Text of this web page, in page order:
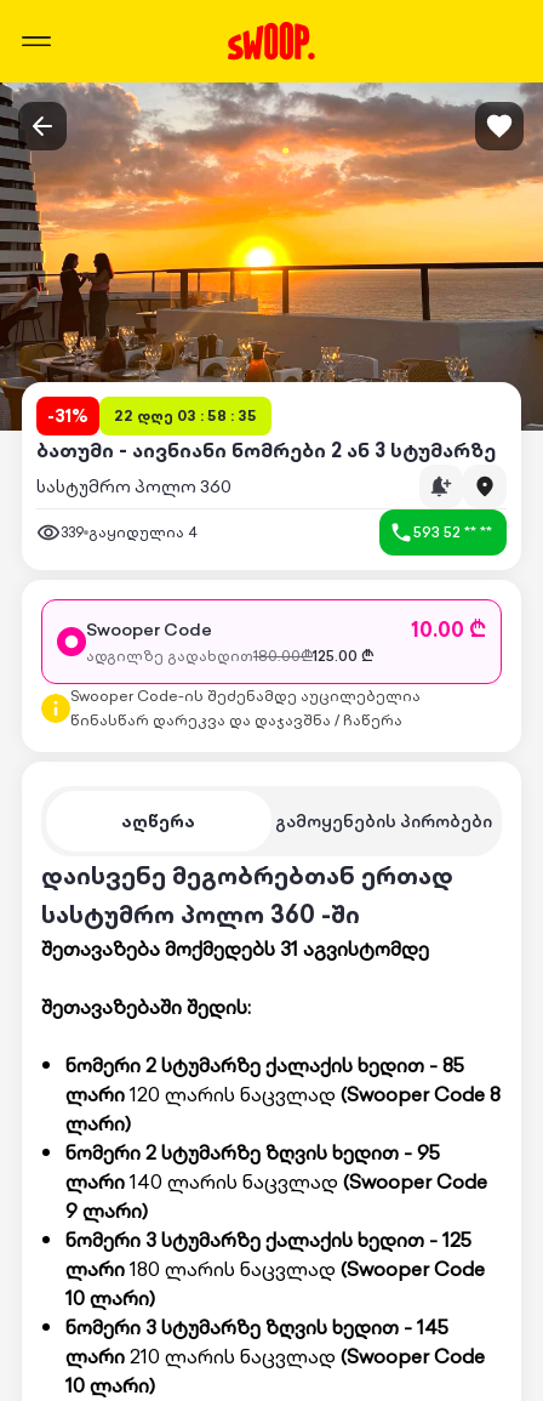
-31% 22 დღე 03 : 58 : 35
ბათუმი - აივნიანი ნომრები 2 ან 3 სტუმარზე
სასტუმრო პოლო 360
339 გაყიდულია 4 593 52 ** **
აღწერა გამოყენების პირობები
დაისვენე მეგობრებთან ერთად
სასტუმრო პოლო 360 -ში
შეთავაზება მოქმედებს 31 აგვისტომდე
შეთავაზებაში შედის:
ნომერი 2 სტუმარზე ქალაქის ხედით - 85
ლარი120 ლარის ნაცვლად (Swooper Code 8
ლარი)
ნომერი 2 სტუმარზე ზღვის ხედით - 95
ლარი140 ლარის ნაცვლად (Swooper Code
9 ლარი)
ნომერი 3 სტუმარზე ქალაქის ხედით - 125
ლარი180 ლარის ნაცვლად (Swooper Code
10 ლარი)
ნომერი 3 სტუმარზე ზღვის ხედით - 145
ლარი210 ლარის ნაცვლად (Swooper Code
10 ლარი)
Swooper Code 10.00 ₾
ადგილზე გადახდით180.00₾125.00 ₾
Swooper Code-ის შეძენამდე აუცილებელია
წინასწარ დარეკვა და დაჯავშნა / ჩაწერა